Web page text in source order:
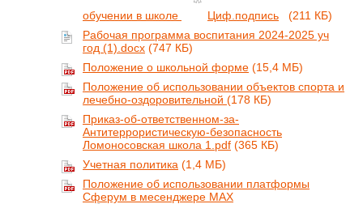
обучении в школе Циф.подпись
(211 КБ)
Рабочая программа воспитания 2024-2025 уч
год (1).docx (747 КБ)
Положение о школьной форме (15,4 МБ)
Положение об использовании объектов спорта и
лечебно-оздоровительной (178 КБ)
Приказ-об-ответственном-за-
Антитеррористическую-безопасность
Ломоносовская школа 1.pdf (365 КБ)
Учетная политика (1,4 МБ)
Положение об использовании платформы
Сферум в месенджере MAX